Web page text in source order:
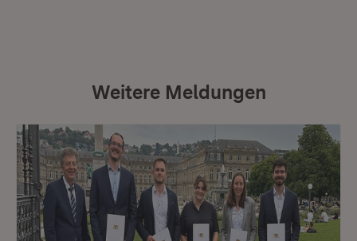
Weitere Meldungen